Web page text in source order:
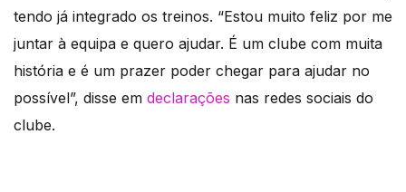
tendo já integrado os treinos. “Estou muito feliz por me
juntar à equipa e quero ajudar. É um clube com muita
história e é um prazer poder chegar para ajudar no
possível”, disse em declarações nas redes sociais do
clube.